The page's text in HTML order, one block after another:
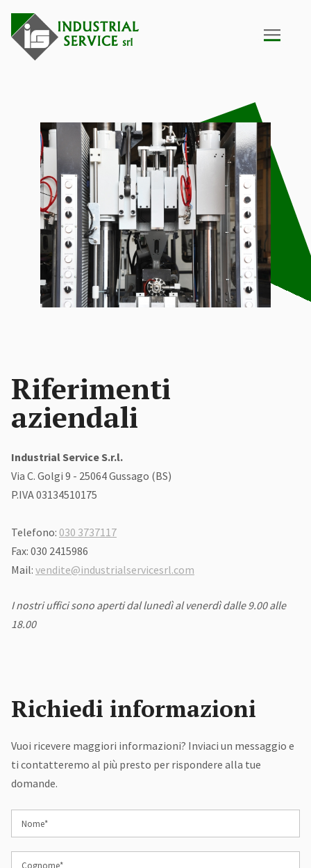
Riferimenti
aziendali
Industrial Service S.r.l.
Via C. Golgi 9 - 25064 Gussago (BS)
P.IVA 03134510175
Telefono: 030 3737117
Fax: 030 2415986
Mail: vendite@industrialservicesrl.com
I nostri uffici sono aperti dal lunedì al venerdì dalle 9.00 alle
18.00
Richiedi informazioni
Vuoi ricevere maggiori informazioni? Inviaci un messaggio e
ti contatteremo al più presto per rispondere alla tue
domande.
Nome*
Cognome*